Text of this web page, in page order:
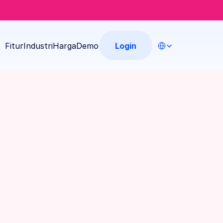
FiturIndustriHargaDemo Login